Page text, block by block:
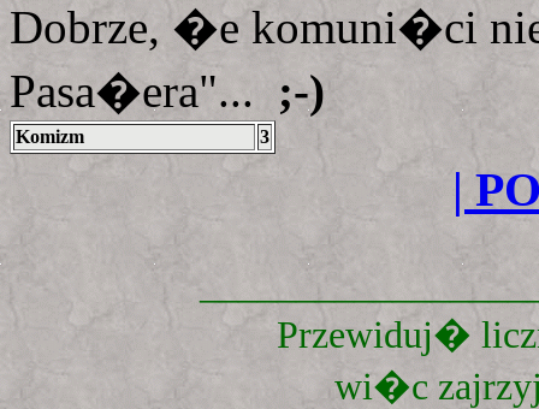
Dobrze, �e komuni�ci
Pasa�era"... ;-)
Komizm 3
|
Przewiduj�
wi�c